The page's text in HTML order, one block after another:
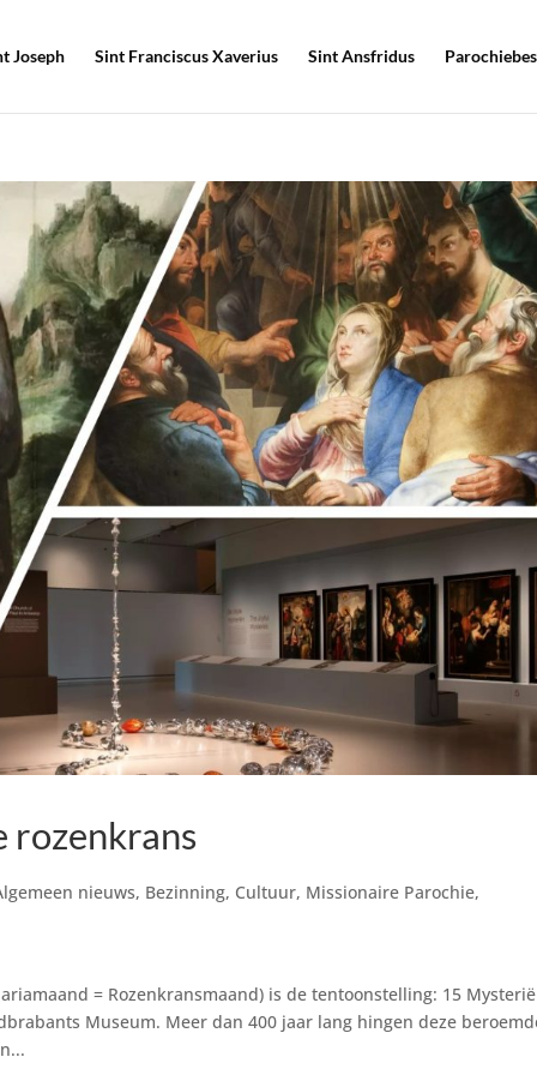
Joseph Sint Franciscus Xaverius Sint Ansfridus
rozenkrans
nieuws, Bezinning, Cultuur, Missionaire Parochie,
= Rozenkransmaand) is de tentoonstelling: 15
Museum. Meer dan 400 jaar lang hingen deze